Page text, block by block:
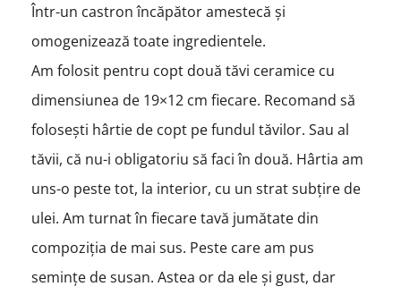
Într-un castron încăpător amestecă și
omogenizează toate ingredientele.
Am folosit pentru copt două tăvi ceramice cu
dimensiunea de 19×12 cm fiecare. Recomand să
folosești hârtie de copt pe fundul tăvilor. Sau al
tăvii, că nu-i obligatoriu să faci în două. Hârtia am
uns-o peste tot, la interior, cu un strat subțire de
ulei. Am turnat în fiecare tavă jumătate din
compoziția de mai sus. Peste care am pus
semințe de susan. Astea or da ele și gust, dar